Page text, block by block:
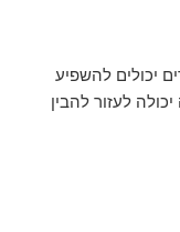
יכולים להשפיע
לעזור להבין